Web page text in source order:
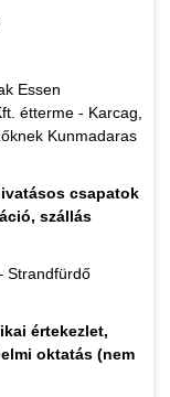
Essen
étterme - Karcag,
Kunmadaras
csapatok
szállás
Strandfürdő
értekezlet,
oktatás (nem